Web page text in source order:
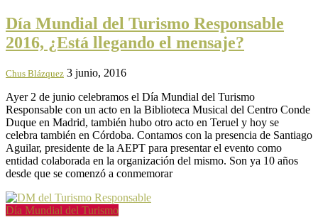
Día Mundial del Turismo Responsable
2016, ¿Está llegando el mensaje?
Chus Blázquez 3 junio, 2016
Ayer 2 de junio celebramos el Día Mundial del Turismo
Responsable con un acto en la Biblioteca Musical del Centro Conde
Duque en Madrid, también hubo otro acto en Teruel y hoy se
celebra también en Córdoba. Contamos con la presencia de Santiago
Aguilar, presidente de la AEPT para presentar el evento como
entidad colaborada en la organización del mismo. Son ya 10 años
desde que se comenzó a conmemorar
Día Mundial del Turismo